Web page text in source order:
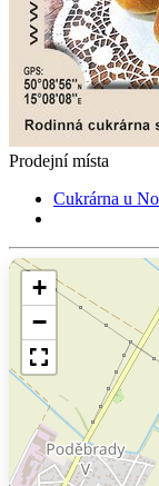
Prodejní místa
Cukrárna u
+
−